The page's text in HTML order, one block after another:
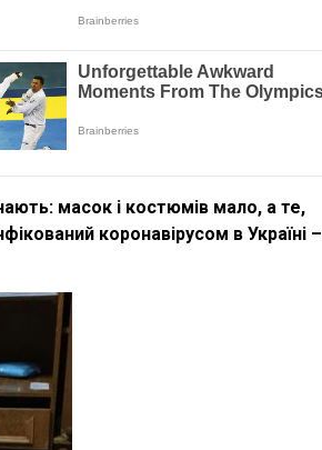
масок і костюмів мало, а те,
коронавірусом в Україні –